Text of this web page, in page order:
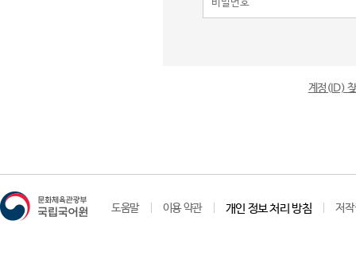
계정(ID)
도움말 이용 약관 개인 정보 처리 방침 저